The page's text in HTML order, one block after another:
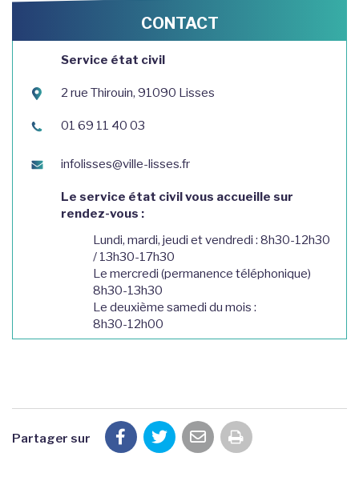
CONTACT
Service état civil
2 rue Thirouin, 91090 Lisses
01 69 11 40 03
infolisses@ville-lisses.fr
Le service état civil vous accueille sur
rendez-vous :
Lundi, mardi, jeudi et vendredi : 8h30-12h30
/ 13h30-17h30
Le mercredi (permanence téléphonique)
8h30-13h30
Le deuxième samedi du mois :
8h30-12h00
Partager sur Imprimer la